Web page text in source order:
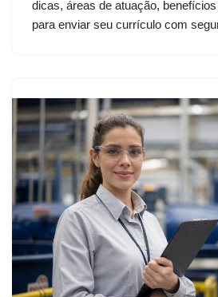
dicas, áreas de atuação,
para enviar seu currículo com